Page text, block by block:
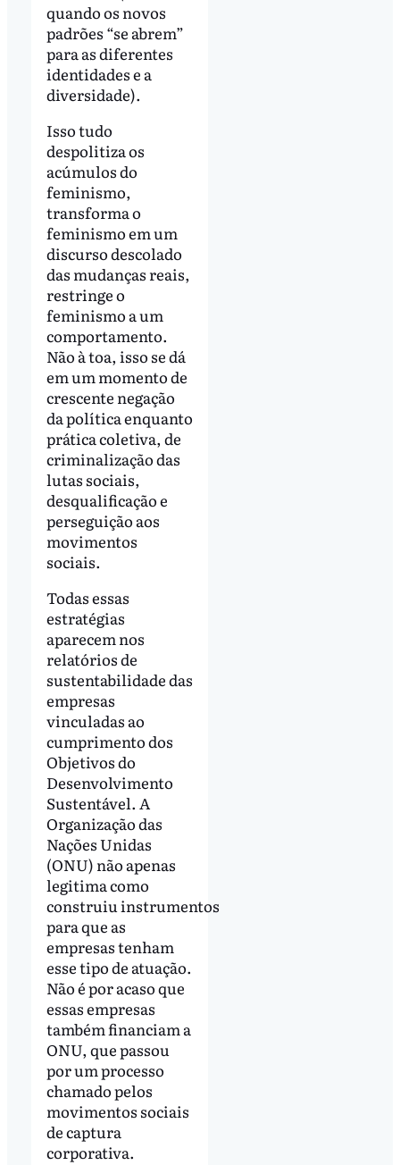
quando os novos
padrões “se abrem”
para as diferentes
identidades e a
diversidade).
Isso tudo
despolitiza os
acúmulos do
feminismo,
transforma o
feminismo em um
discurso descolado
das mudanças reais,
restringe o
feminismo a um
comportamento.
Não à toa, isso se dá
em um momento de
crescente negação
da política enquanto
prática coletiva, de
criminalização das
lutas sociais,
desqualificação e
perseguição aos
movimentos
sociais.
Todas essas
estratégias
aparecem nos
relatórios de
sustentabilidade das
empresas
vinculadas ao
cumprimento dos
Objetivos do
Desenvolvimento
Sustentável. A
Organização das
Nações Unidas
(ONU) não apenas
legitima como
construiu instrumentos
para que as
empresas tenham
esse tipo de atuação.
Não é por acaso que
essas empresas
também financiam a
ONU, que passou
por um processo
chamado pelos
movimentos sociais
de captura
corporativa.